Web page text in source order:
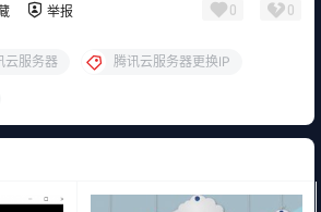
举报 0 0
云服务器 腾讯云服务器更换IP